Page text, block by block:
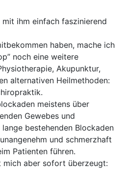
ihm einfach faszinierend
haben, mache ich
noch eine weitere
Akupunktur,
alternativen Heilmethoden:
meistens über
Gewebes und
bestehenden Blockaden
und schmerzhaft
Patienten führen.
mich aber sofort überzeugt: